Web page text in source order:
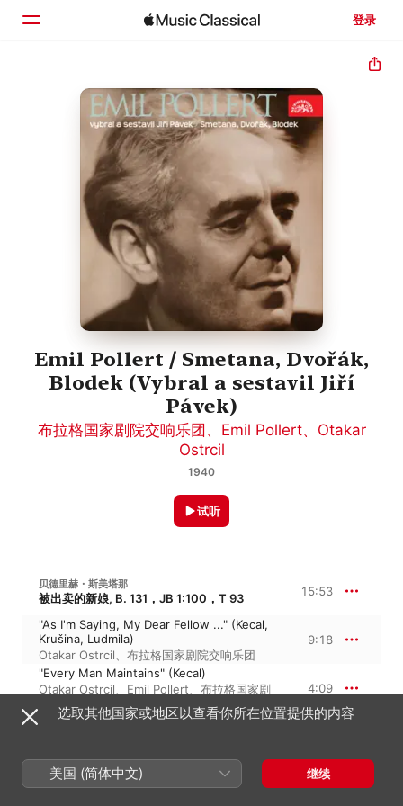
登录
主页
Emil Pollert / Smetana, Dvořák,
Blodek (Vybral a sestavil Jiří
Pávek)
布拉格国家剧院交响乐团 、 Emil Pollert、 Otakar
Ostrcil
1940
试听
贝德里赫・斯美塔那
被出卖的新娘, B. 131，JB 1:100，T 93 15:53
"As I'm Saying, My Dear Fellow ..." (Kecal,
Krušina, Ludmila)
Otakar Ostrcil、 布拉格国家剧院交响乐团
9:18
"Every Man Maintains" (Kecal)
Otakar Ostrcil、 Emil Pollert、 布拉格国家剧
院交响乐团
4:09
"Duetto - I Know a Maiden Fair Whose
Emil Pollert、Miloslav Jeník、Otakar
Ostrcil、布拉格国家剧院交响乐团
选取其他国家或地区以查看你所在位置提供的内容
美国 (简体中文) 继续